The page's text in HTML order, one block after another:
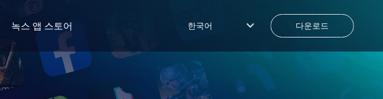
녹스 앱 스토어 한국어 다운로드